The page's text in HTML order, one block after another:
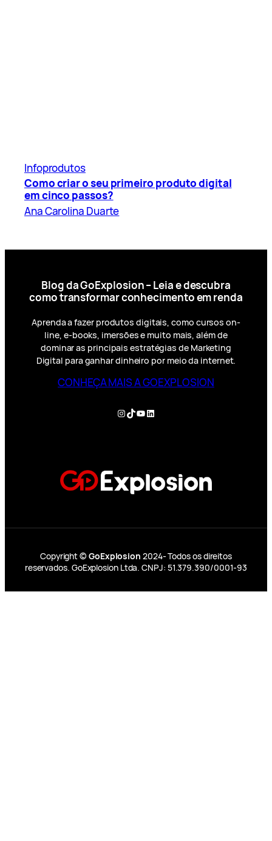
Infoprodutos
Como criar o seu primeiro produto digital
em cinco passos?
Ana Carolina Duarte
Blog da GoExplosion – Leia e descubra
como transformar conhecimento em renda
Aprenda a fazer produtos digitais, como cursos on-
line, e-books, imersões e muito mais, além de
dominar as principais estratégias de Marketing
Digital para ganhar dinheiro por meio da internet.
CONHEÇA MAIS A GOEXPLOSION
Instagram
TikTok
YouTube
LinkedIn
Copyright © GoExplosion 2024- Todos os direitos
reservados. GoExplosion Ltda. CNPJ: 51.379.390/0001-93